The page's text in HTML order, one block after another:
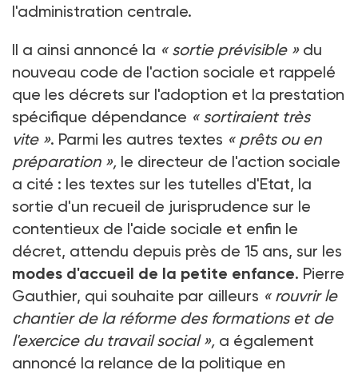
l'administration centrale.
Il a ainsi annoncé la « sortie prévisible »du
nouveau code de l'action sociale et rappelé
que les décrets sur l'adoption et la prestation
spécifique dépendance « sortiraient très
vite ». Parmi les autres textes « prêts ou en
préparation », le directeur de l'action sociale
a cité : les textes sur les tutelles d'Etat, la
sortie d'un recueil de jurisprudence sur le
contentieux de l'aide sociale et enfin le
décret, attendu depuis près de 15 ans, sur les
modes d'accueil de la petite enfance. Pierre
Gauthier, qui souhaite par ailleurs « rouvrir le
chantier de la réforme des formations et de
l'exercice du travail social », a également
annoncé la relance de la politique en